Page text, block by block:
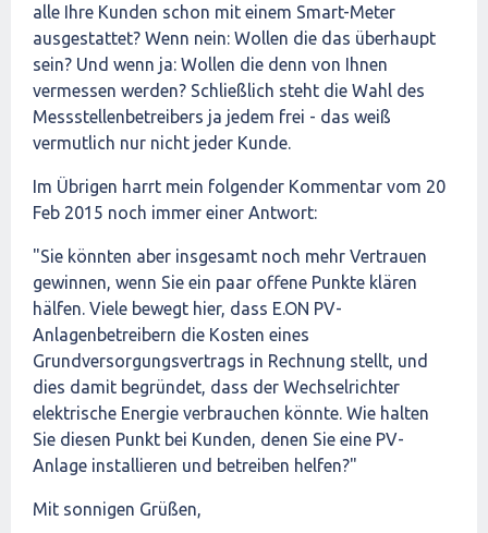
alle Ihre Kunden schon mit einem Smart-Meter
ausgestattet? Wenn nein: Wollen die das überhaupt
sein? Und wenn ja: Wollen die denn von Ihnen
vermessen werden? Schließlich steht die Wahl des
Messstellenbetreibers ja jedem frei - das weiß
vermutlich nur nicht jeder Kunde.
Im Übrigen harrt mein folgender Kommentar vom 20
Feb 2015 noch immer einer Antwort:
"Sie könnten aber insgesamt noch mehr Vertrauen
gewinnen, wenn Sie ein paar offene Punkte klären
hälfen. Viele bewegt hier, dass E.ON PV-
Anlagenbetreibern die Kosten eines
Grundversorgungsvertrags in Rechnung stellt, und
dies damit begründet, dass der Wechselrichter
elektrische Energie verbrauchen könnte. Wie halten
Sie diesen Punkt bei Kunden, denen Sie eine PV-
Anlage installieren und betreiben helfen?"
Mit sonnigen Grüßen,